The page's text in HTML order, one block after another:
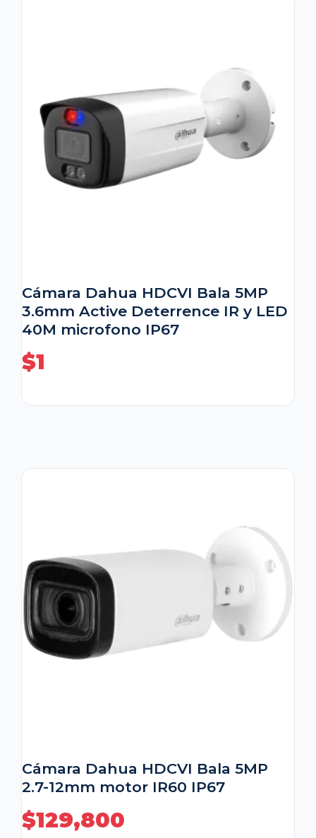
Cámara Dahua HDCVI Bala 5MP
3.6mm Active Deterrence IR y LED
40M microfono IP67
$1
Cámara Dahua HDCVI Bala 5MP
2.7-12mm motor IR60 IP67
$129,800